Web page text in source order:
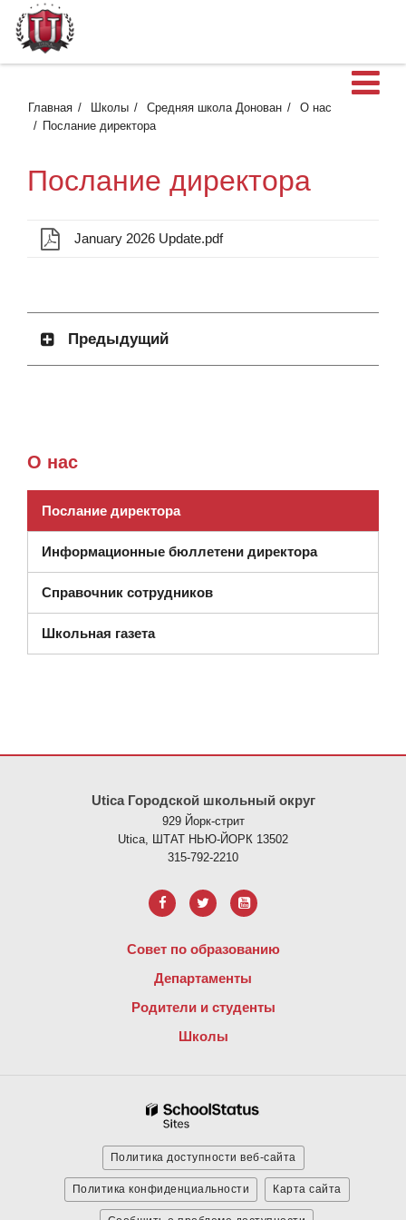
Главная Школы Средняя школа Донован
О нас
Послание директора
Послание директора
January 2026 Update.pdf
Предыдущий
О нас
Послание директора
Информационные бюллетени директора
Справочник сотрудников
Школьная газета
Utica Городской школьный округ
929 Йорк-стрит
Utica, ШТАТ НЬЮ-ЙОРК 13502
315-792-2210
Совет по образованию
Департаменты
Родители и студенты
Школы
Политика доступности веб-сайта
Политика конфиденциальности Карта сайта